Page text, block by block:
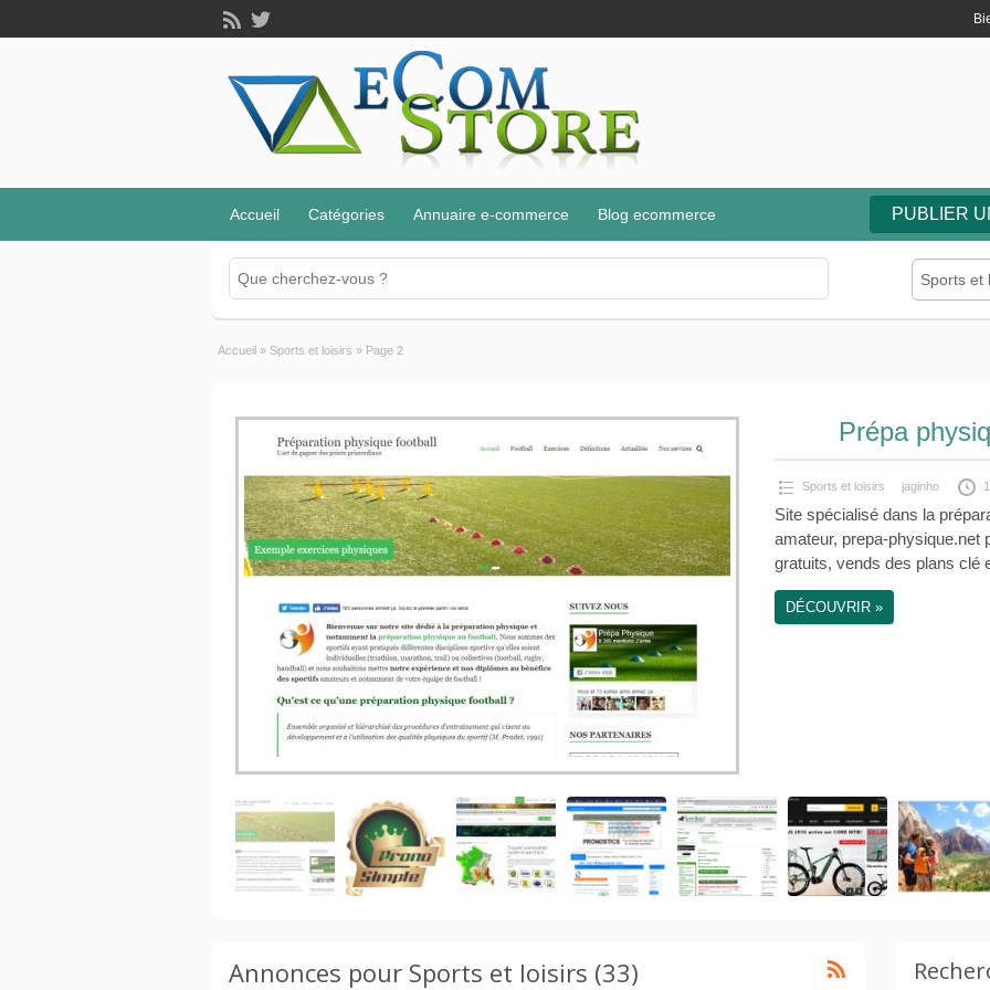
Accueil Catégories Annuaire e-commerce Blog ecommerce PUBLIER
Sports et
Accueil » Sports et loisirs » Page 2
Prépa physique du footballeur
19 septembre 2017
Site spécialisé dans la préparation physique du footballeur
amateur, prepa-physique.net propose de nombreux articles
gratuits, vends des plans clé en main qui génère un CA[…]
15 000 €
Annonces pour Sports et loisirs (33)